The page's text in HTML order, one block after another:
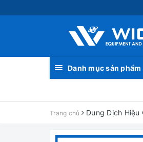
Danh mục sản phẩm
Trang chủ Dung Dịch